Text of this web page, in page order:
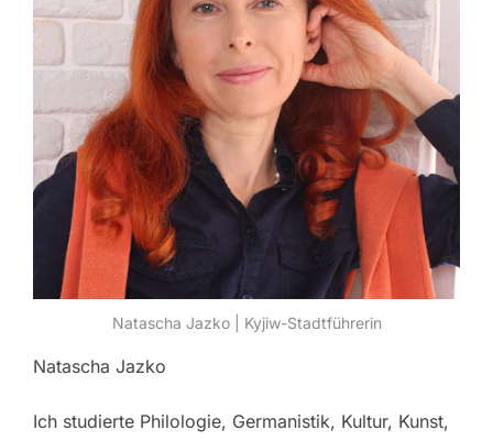
Natascha Jazko | Kyjiw-Stadtführerin
Natascha Jazko
Ich studierte Philologie, Germanistik, Kultur, Kunst,